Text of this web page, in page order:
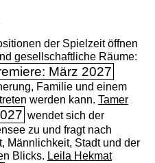
der Spielzeit öffnen
gesellschaftliche Räume:
März 2027
Familie und einem
werden kann. Tamer
wendet sich der
zu und fragt nach
Männlichkeit, Stadt und der
Blicks. Leila Hekmat